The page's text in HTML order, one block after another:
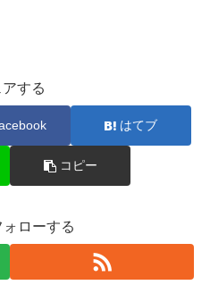
アする
はてブ
コピー
ォローする